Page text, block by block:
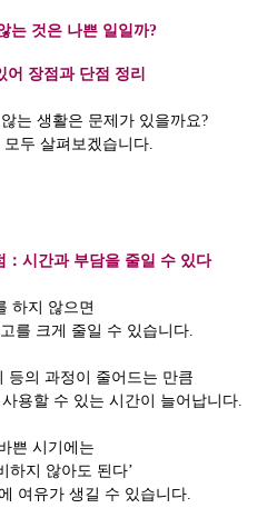
는 것은 나쁜 일일까?
어 장점과 단점 정리
는 생활은 문제가 있을까요?
두 살펴보겠습니다.
：시간과 부담을 줄일 수 있다
하지 않으면
를 크게 줄일 수 있습니다.
등의 과정이 줄어드는 만큼
용할 수 있는 시간이 늘어납니다.
쁜 시기에는
하지 않아도 된다’
여유가 생길 수 있습니다.